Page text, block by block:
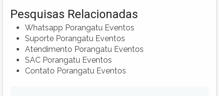
Pesquisas Relacionadas
Whatsapp Porangatu Eventos
Suporte Porangatu Eventos
Atendimento Porangatu Eventos
SAC Porangatu Eventos
Contato Porangatu Eventos